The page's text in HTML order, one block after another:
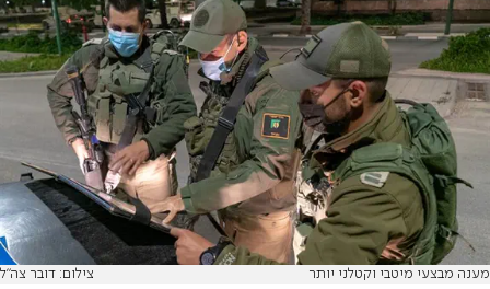
מענה מבצעי מיטבי וקטלני יותר צילום: דובר צה"ל